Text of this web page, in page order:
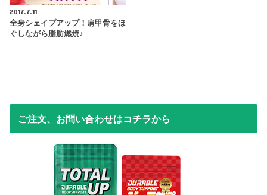
2017.7.11
全身シェイプアップ！肩甲骨をほ
ぐしながら脂肪燃焼♪
ご注文、お問い合わせはコチラから